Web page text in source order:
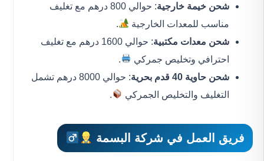
شحن خيمة خارجية
: حوالي 800 درهم مع تغليف
مناسب للمعدات الخارجية
.
شحن معدات مكتبية
: حوالي 1600 درهم مع تغليف
احترافي وتخليص جمركي
.
شحن حاوية 40 قدم بحرية
: حوالي 8000 درهم تشمل
التغليف والتخليص الجمركي
.
فريق العمل في شركة البسمة